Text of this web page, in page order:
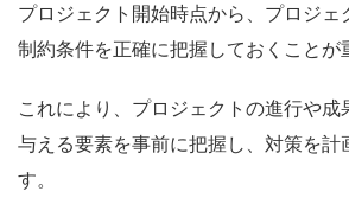
プロジェクト開始時点から、プロジェ
制約条件を正確に把握しておくことが
これにより、プロジェクトの進行や成
与える要素を事前に把握し、対策を計
す。